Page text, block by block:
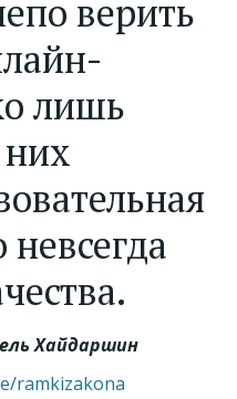
верить
лишь
Хайдаршин
ramkizakona